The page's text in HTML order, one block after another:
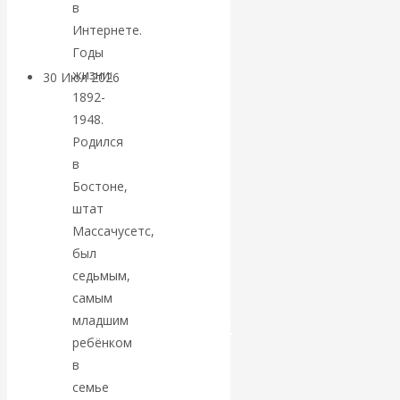
Центробанков?
30 Июл 2026
экономика
Валентин
Катасонов.
Искусственный
интеллект —
революционный
переход к
в
Интернете.
Годы
жизни:
1892-
1948.
Родился
в
Бостоне,
штат
Массачусетс,
был
седьмым,
самым
младшим
ребёнком
в
семье